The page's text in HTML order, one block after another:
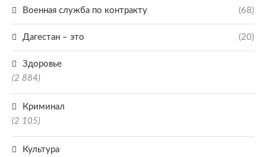
Военная служба по контракту (68)
Дагестан – это (20)
Здоровье
(2 884)
Криминал
(2 105)
Культура